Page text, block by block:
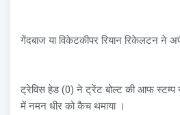
गेंदबाज या विकेटकीपर रियान रिकेलटन ने
ट्रेविस हेड (0) ने ट्रेंट बोल्ट की आफ स्टम्प
में नमन धीर को कैच थमाया ।